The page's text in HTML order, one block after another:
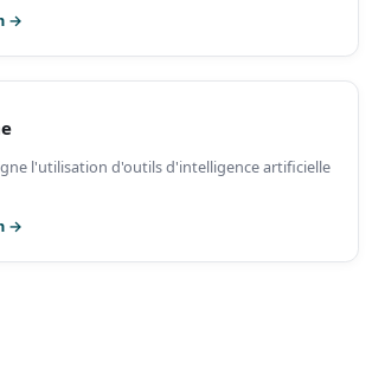
→
l'utilisation d'outils d'intelligence artificielle
→